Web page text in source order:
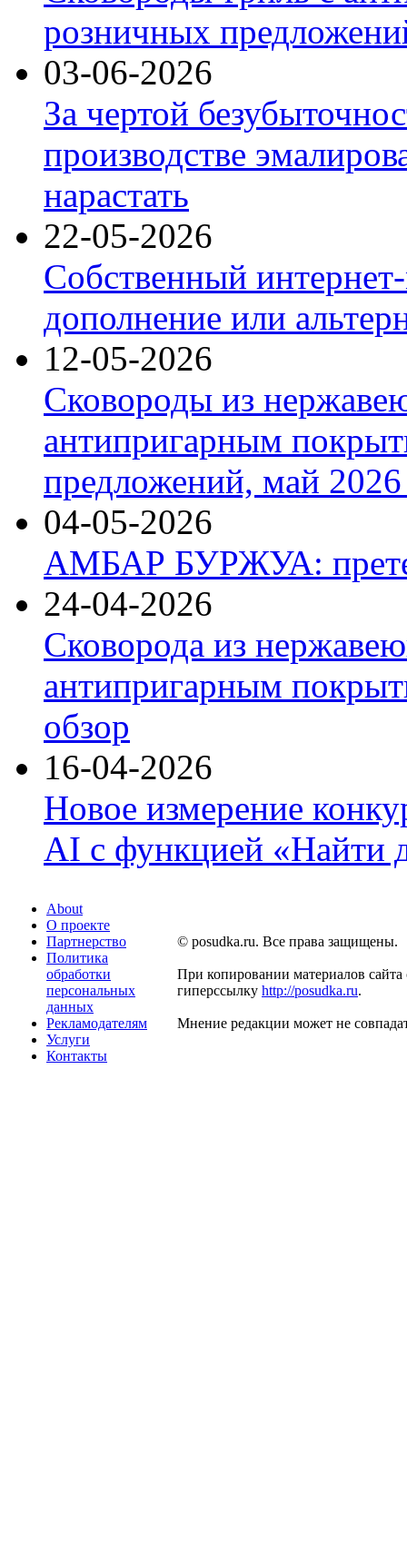
розничных
03-06-2026
За чертой
производстве
нарастать
22-05-2026
Собственный
дополнение или
12-05-2026
Сковороды из
антипригарным
предложений, май 2026
04-05-2026
АМБАР БУРЖУА:
24-04-2026
Сковорода из
антипригарным
обзор
16-04-2026
Новое измерение
AI с функцией «Найти
About
О проекте
Партнерство
Политика
обработки
персональных
данных
Рекламодателям
Услуги
Контакты
© posudka.ru. Все права защищены.
При копировании материалов сайта
гиперссылку http://posudka.ru.
Мнение редакции может не